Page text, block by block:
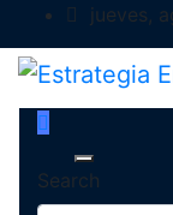
to
content
jueves,
Magazine de
Search